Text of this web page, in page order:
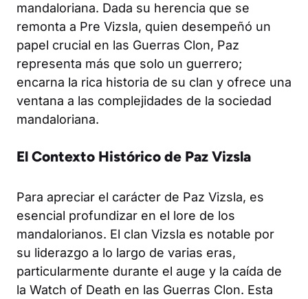
mandaloriana. Dada su herencia que se
remonta a Pre Vizsla, quien desempeñó un
papel crucial en las Guerras Clon, Paz
representa más que solo un guerrero;
encarna la rica historia de su clan y ofrece una
ventana a las complejidades de la sociedad
mandaloriana.
El Contexto Histórico de Paz Vizsla
Para apreciar el carácter de Paz Vizsla, es
esencial profundizar en el lore de los
mandalorianos. El clan Vizsla es notable por
su liderazgo a lo largo de varias eras,
particularmente durante el auge y la caída de
la Watch of Death en las Guerras Clon. Esta